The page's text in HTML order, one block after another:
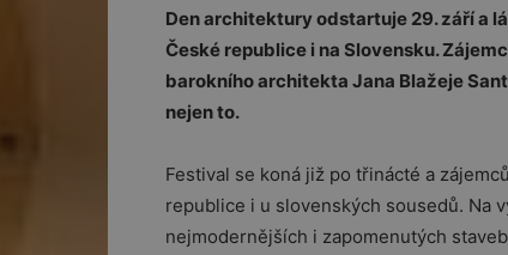
Den architektury odstartuje 29. září a
České republice i na Slovensku.
barokního architekta Jana Blažeje
nejen to.
Festival se koná již po třinácté a
republice i u slovenských sousedů. Na
nejmodernějších i zapomenutých